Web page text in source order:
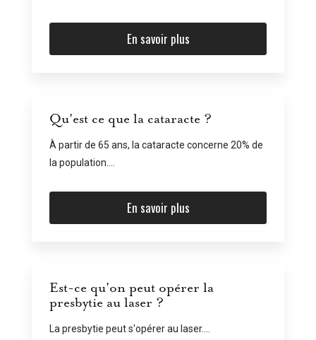
En savoir plus
Qu'est ce que la cataracte ?
À partir de 65 ans, la cataracte concerne 20% de
la population....
En savoir plus
Est-ce qu'on peut opérer la
presbytie au laser ?
La presbytie peut s'opérer au laser....